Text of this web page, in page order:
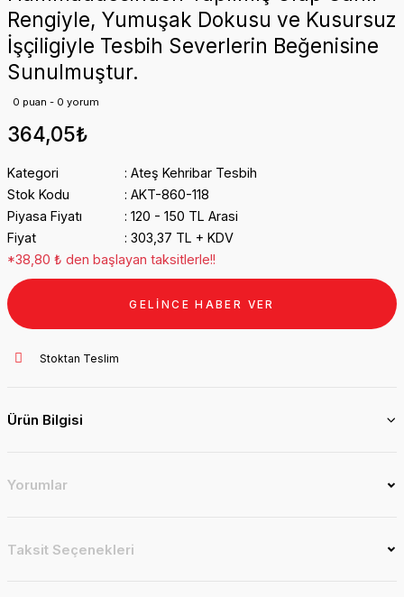
Rengiyle, Yumuşak Dokusu ve Kusursuz
İşçiligiyle Tesbih Severlerin Beğenisine
Sunulmuştur.
0 puan - 0 yorum
364,05₺
Kategori
Ateş Kehribar Tesbih
Stok Kodu
AKT-860-118
Piyasa Fiyatı
120 - 150 TL Arasi
Fiyat
303,37 TL + KDV
*38,80 ₺ den başlayan taksitlerle!!
GELİNCE HABER VER
Stoktan Teslim
Ürün Bilgisi
Yorumlar
Taksit Seçenekleri